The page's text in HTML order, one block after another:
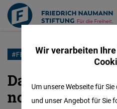
Direkt
Inhalt
Das neue
Wir verarbeiten
Um unsere Webseite für
und unser Angebot für Sie